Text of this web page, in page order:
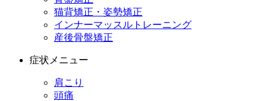
猫背矯正・姿勢矯正
インナーマッスルトレーニング
産後骨盤矯正
症状メニュー
肩こり
頭痛